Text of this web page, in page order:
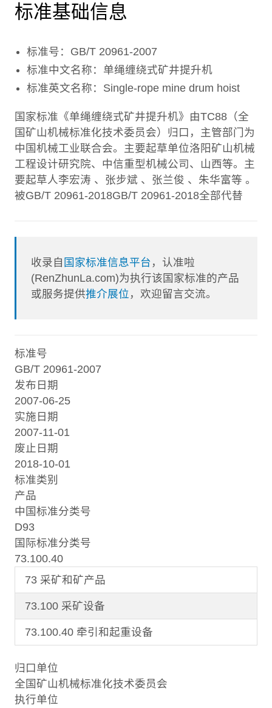
标准基础信息
标准号：GB/T 20961-2007
标准中文名称：单绳缠绕式矿井提升机
标准英文名称：Single-rope mine drum hoist
国家标准《单绳缠绕式矿井提升机》由TC88（全
国矿山机械标准化技术委员会）归口，主管部门为
中国机械工业联合会。主要起草单位洛阳矿山机械
工程设计研究院、中信重型机械公司、山西等。主
要起草人李宏涛 、张步斌 、张兰俊 、朱华富等 。
被GB/T 20961-2018GB/T 20961-2018全部代替
收录自 国家标准信息平台 ，认准啦
(RenZhunLa.com)为执行该国家标准的产品
或服务提供推介展位 ，欢迎留言交流。
标准号
GB/T 20961-2007
发布日期
2007-06-25
实施日期
2007-11-01
废止日期
2018-10-01
标准类别
产品
中国标准分类号
D93
国际标准分类号
73.100.40
73 采矿和矿产品
73.100 采矿设备
73.100.40 牵引和起重设备
归口单位
全国矿山机械标准化技术委员会
执行单位